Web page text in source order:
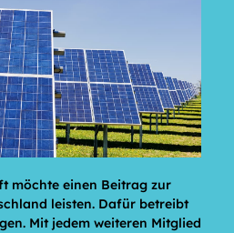
möchte einen Beitrag zur
leisten. Dafür betreibt
Mit jedem weiteren Mitglied